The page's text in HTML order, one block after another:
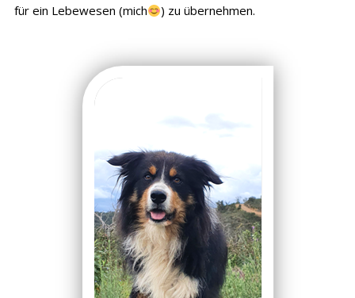
für ein Lebewesen (mich
) zu übernehmen.